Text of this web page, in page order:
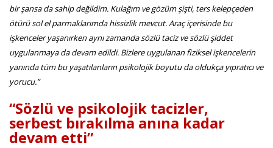
bir şansa da sahip değildim. Kulağım ve gözüm şişti, ters kelepçeden
ötürü sol el parmaklarımda hissizlik mevcut. Araç içerisinde bu
işkenceler yaşanırken aynı zamanda sözlü taciz ve sözlü şiddet
uygulanmaya da devam edildi. Bizlere uygulanan fiziksel işkencelerin
yanında tüm bu yaşatılanların psikolojik boyutu da oldukça yıpratıcı ve
yorucu.”
“Sözlü ve psikolojik tacizler,
serbest bırakılma anına kadar
devam etti”